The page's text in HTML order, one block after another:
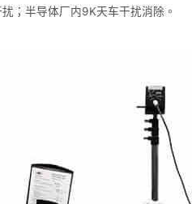
；半导体厂内9K天车干扰消除。